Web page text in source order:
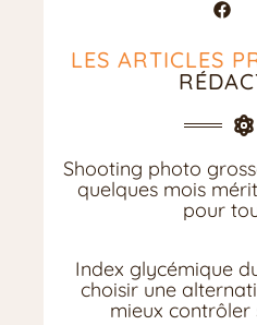
LES ARTICLES
Shooting photo
quelques mois
pour
Index glycémique
choisir une
mieux contrôler